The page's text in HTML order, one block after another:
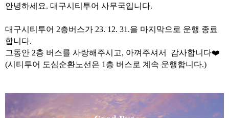
안녕하세요. 대구시티투어 사무국입니다.
대구시티투어 2층버스가 23. 12. 31.을 마지막으로 운행 종료
합니다.
그동안 2층 버스를 사랑해주시고, 아껴주셔서 감사합니다❤️
(시티투어 도심순환노선은 1층 버스로 계속 운행합니다.)